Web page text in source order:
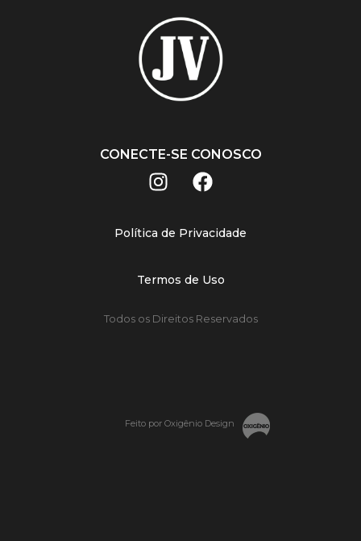
CONECTE-SE CONOSCO
Política de Privacidade
Termos de Uso
Todos os Direitos Reservados
Feito por Oxigênio Design